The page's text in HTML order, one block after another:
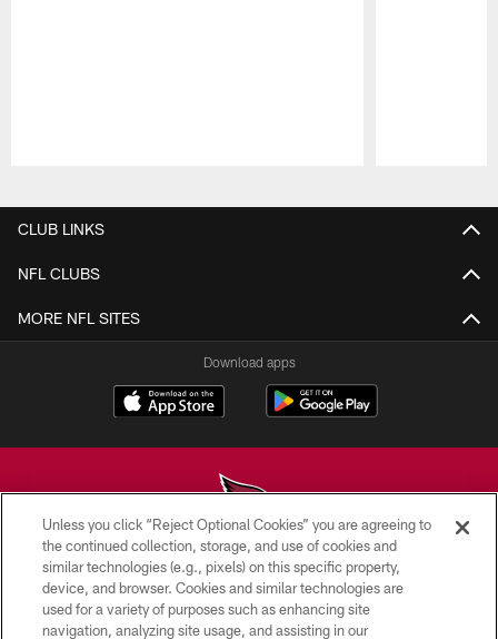
CLUB LINKS
NFL CLUBS
MORE NFL SITES
Download apps
© 2026 ARIZONA CARDINALS. ALL RIGHTS RESERVED.
CONTACT US
Unless you click “Reject Optional Cookies” you are agreeing to
the continued collection, storage, and use of cookies and
similar technologies (e.g., pixels) on this specific property,
device, and browser. Cookies and similar technologies are
used for a variety of purposes such as enhancing site
navigation, analyzing site usage, and assisting in our